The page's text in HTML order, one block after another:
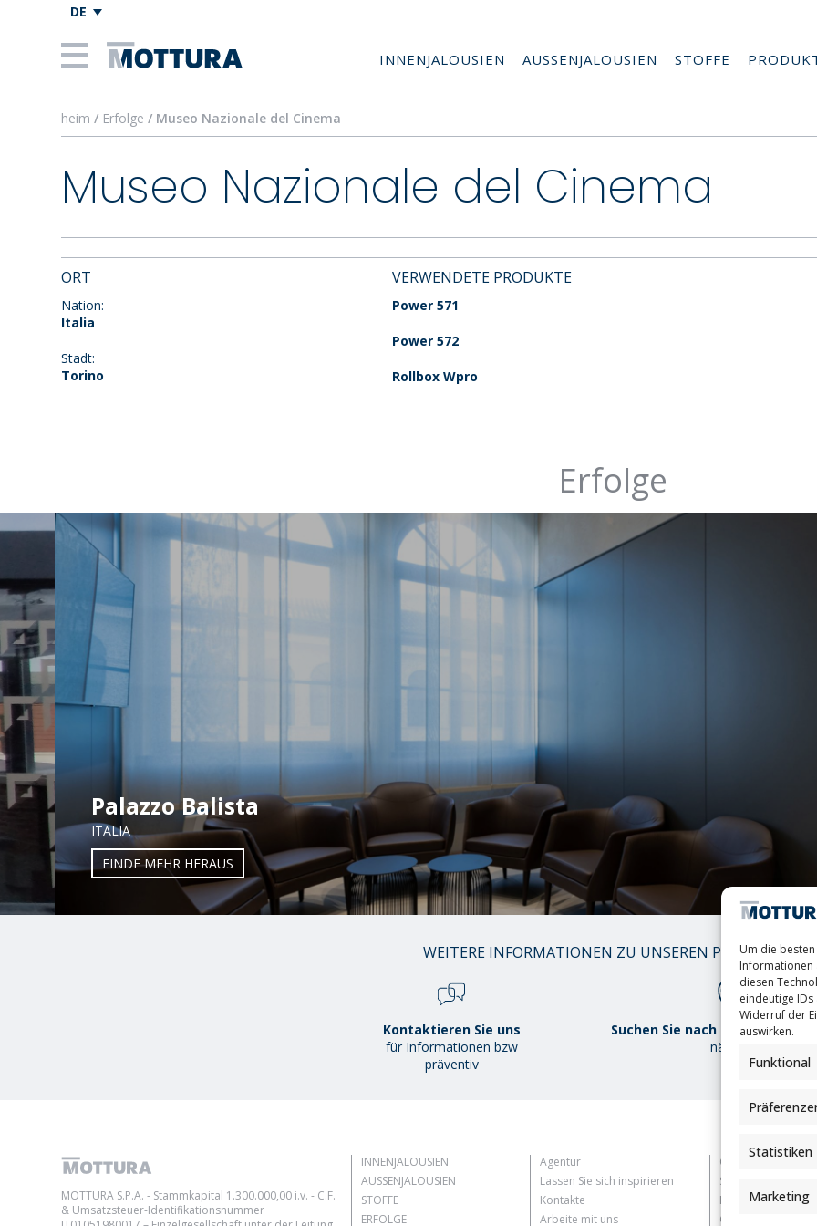
Um die
Informationen
diesen
eindeutige
Widerruf der
auswirken.
Funktional
Statistiken
Marketing
DE
INNENJALOUSIEN AUSSENJALOUSIEN STOFFE
heim / Erfolge / Museo Nazionale del Cinema
Museo Nazionale del Cinema
ORT
Nation:
Italia
Stadt:
Torino
VERWENDETE PRODUKTE
Power 571
Power 572
Rollbox Wpro
Erfolge
Palazzo Balista
ITALIA
FINDE MEHR HERAUS
/
WEITERE INFORMATIONEN ZU UNSEREN PRODUKTEN
Kontaktieren Sie uns
für Informationen bzw
präventiv
Suchen Sie nach demMottura
näher
MOTTURA S.P.A. - Stammkapital 1.300.000,00 i.v. - C.F.
& Umsatzsteuer-Identifikationsnummer
INNENJALOUSIEN
AUSSENJALOUSIEN
STOFFE
ERFOLGE
Agentur
Lassen Sie sich inspirieren
Kontakte
Arbeite mit uns
Customer
Supplier
Information for
Contact